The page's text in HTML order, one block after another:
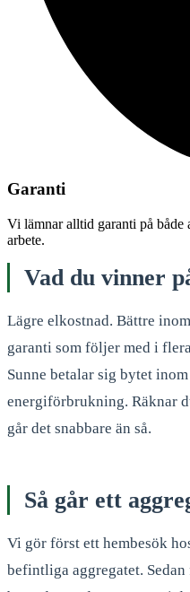
Garanti
Vi lämnar alltid garanti på både
arbete.
Vad du vinner
Lägre elkostnad. Bättre
garanti som följer med i
Sunne betalar sig bytet
energiförbrukning. Räknar
går det snabbare än så.
Så går ett
Vi gör först ett hembesök
befintliga aggregatet.